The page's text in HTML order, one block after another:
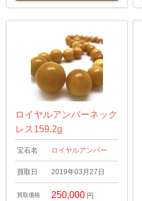
ロイヤルアンバーネック
レス159.2g
宝石名 ロイヤルアンバー
買取日 2019年03月27日
買取価格 250,000 円